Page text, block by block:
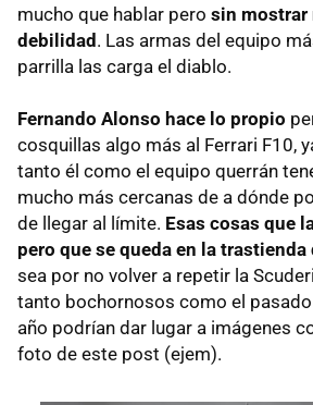
mucho que hablar pero sin mostrar
debilidad. Las armas del equipo
parrilla las carga el diablo.
Fernando Alonso hace lo propio
cosquillas algo más al Ferrari F10,
tanto él como el equipo querrán
mucho más cercanas de a dónde
de llegar al límite. Esas cosas que
pero que se queda en la trastienda
sea por no volver a repetir la
tanto bochornosos como el
año podrían dar lugar a imágenes
foto de este post (ejem).